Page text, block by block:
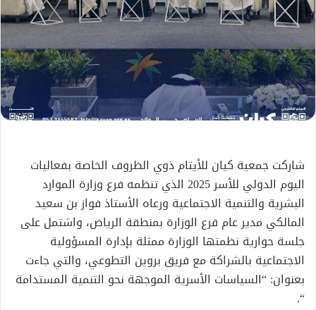
شاركت جمعية كيان للأيتام ذوي الظروف الخاصة بفعاليات
اليوم الدولي للأسر 2025 الذي تنظمه فرع وزارة الموارد
البشرية والتنمية الاجتماعية ورعاه الأستاذ فواز بن سعيد
المالكي مدير عام فرع الوزارة بمنطقة الرياض، واشتمل على
جلسة حوارية نظمتها الوزارة ممثلة بإدارة المسؤولية
الاجتماعية بالشراكة مع فريق بروين التطوعي، والتي جاءت
بعنوان: “السياسات الأسرية الموجهة نحو التنمية المستدامة
“.